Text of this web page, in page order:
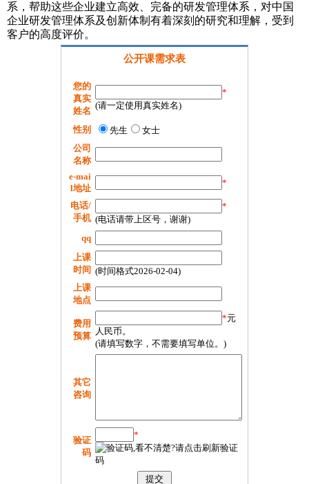
系，帮助这些企业建立高效、完备的研发管理体系，对中国
企业研发管理体系及创新体制有着深刻的研究和理解，受到
客户的高度评价。
公开课需求表
您的
真实
姓名
*
(请一定使用真实姓名)
性别 先生
女士
公司
名称
e-mai
l地址
*
电话/
手机
*
(电话请带上区号，谢谢)
qq
上课
时间 (时间格式2026-02-04)
上课
地点
费用
预算
*元
人民币。
(请填写数字，不需要填写单位。)
其它
咨询
验证
码
*